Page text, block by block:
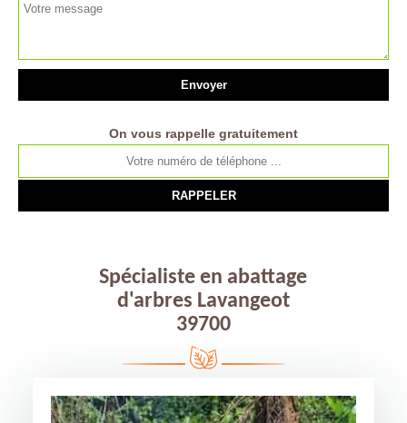
On vous rappelle gratuitement
Spécialiste en abattage
d'arbres Lavangeot
39700